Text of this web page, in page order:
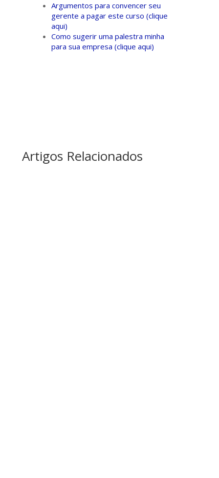
Argumentos para convencer seu
gerente a pagar este curso (clique
aqui)
Como sugerir uma palestra minha
para sua empresa (clique aqui)
Artigos Relacionados